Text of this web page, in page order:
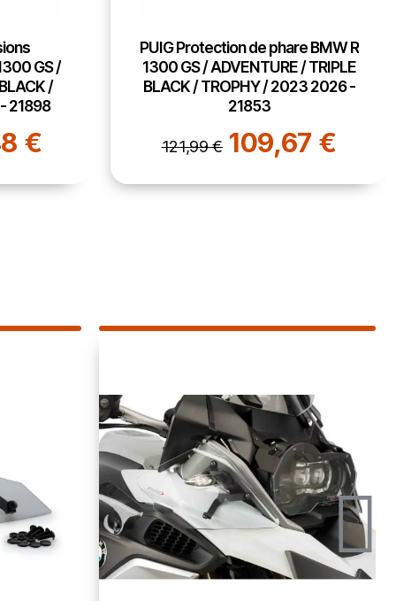
R
TRIPLE
2026 -
€
PUIG Déflecteur bulle supérieurs
BMW R 1300 GS / TROPHY /
TRIPLE BLACK / 2023 2026 -
21896
151,99 € 136,64 €